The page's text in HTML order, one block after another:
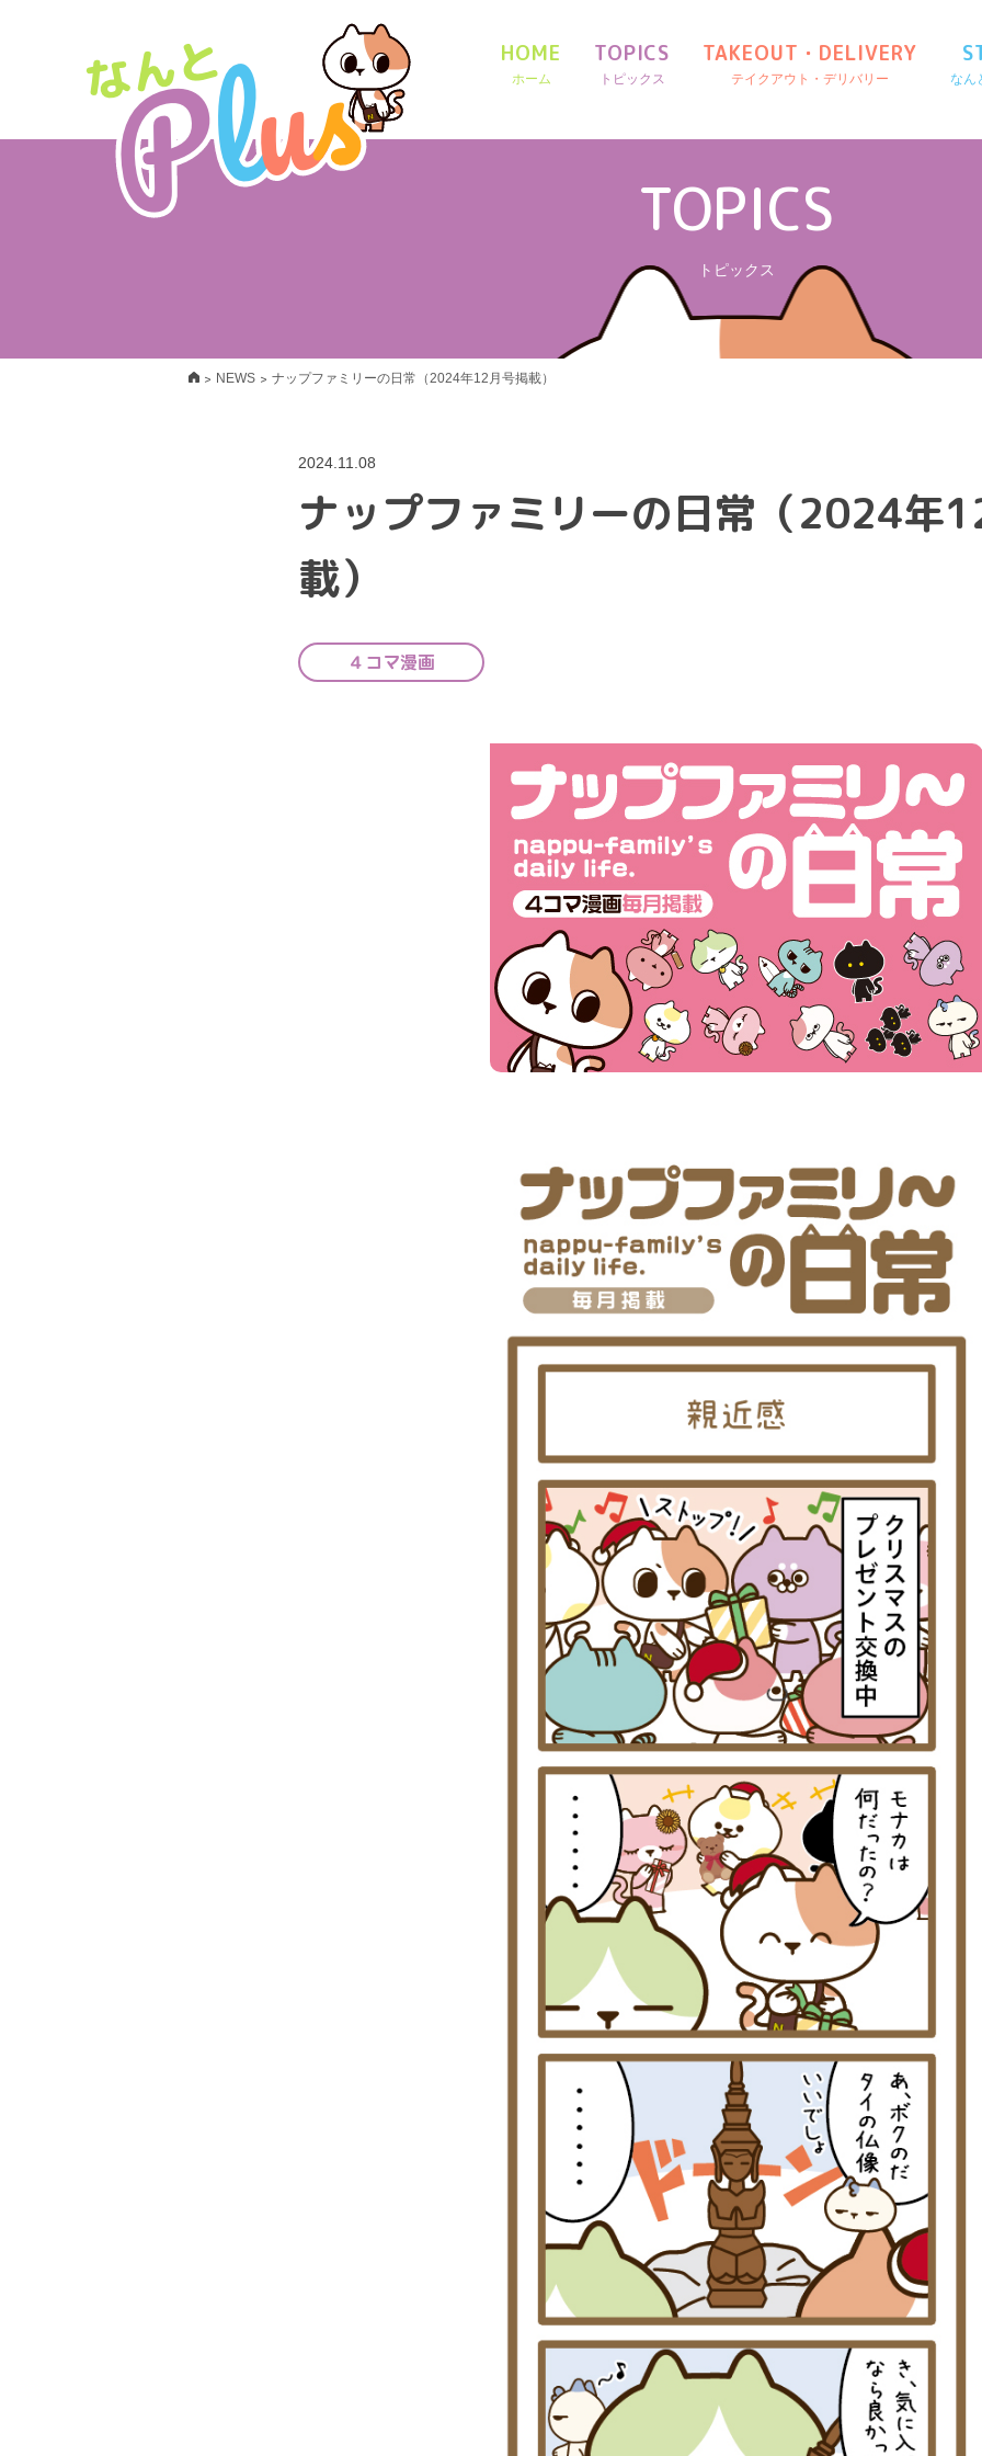
HOME
ホーム
TOPICS
トピックス
TAKEOUT・DELIVERY
テイクアウト・デリバリー なん
TOPICS
トピックス
> NEWS > ナップファミリーの日常（2024年12月号掲載）
2024.11.08
ナップファミリーの日常（2024年
載）
４コマ漫画